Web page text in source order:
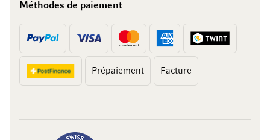
Méthodes de paiement
Prépaiement Facture